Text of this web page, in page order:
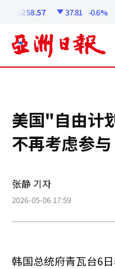
6258.57 37.81 -0.6%
美国"自由计
不再考虑参与
张静 기자
2026-05-06 17:59
韩国总统府青瓦台6